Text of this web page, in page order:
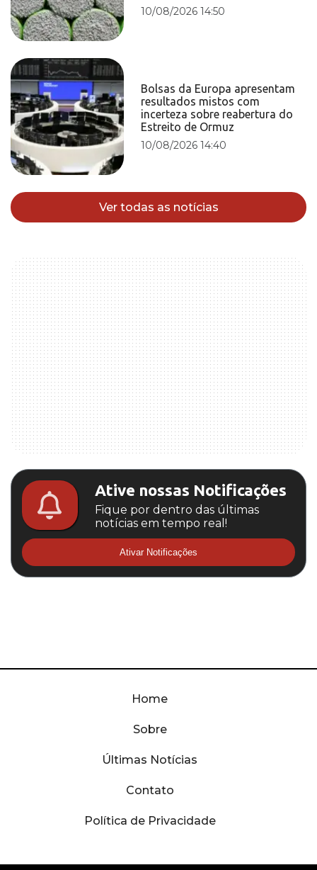
10/08/2026 14:50
Bolsas da Europa apresentam
resultados mistos com
incerteza sobre reabertura do
Estreito de Ormuz
10/08/2026 14:40
Ver todas as notícias
Ative nossas Notificações
Fique por dentro das últimas
notícias em tempo real!
Ativar Notificações
Home
Sobre
Últimas Notícias
Contato
Política de Privacidade